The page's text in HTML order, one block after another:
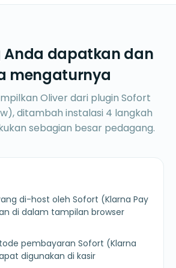
Anda dapatkan dan
mengaturnya
Oliver dari plugin Sofort
ditambah instalasi 4 langkah
sebagian besar pedagang.
di-host oleh Sofort (Klarna Pay
di dalam tampilan browser
pembayaran Sofort (Klarna
digunakan di kasir